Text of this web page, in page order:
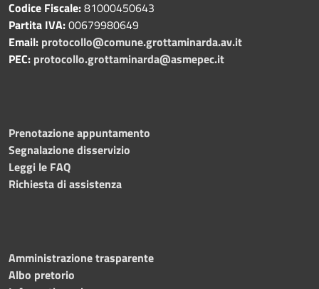
Codice Fiscale:81000450643
Partita IVA:00679980649
Email: protocollo@comune.grottaminarda.av.it
PEC: protocollo.grottaminarda@asmepec.it
Prenotazione appuntamento
Segnalazione disservizio
Leggi le FAQ
Richiesta di assistenza
Amministrazione trasparente
Albo pretorio